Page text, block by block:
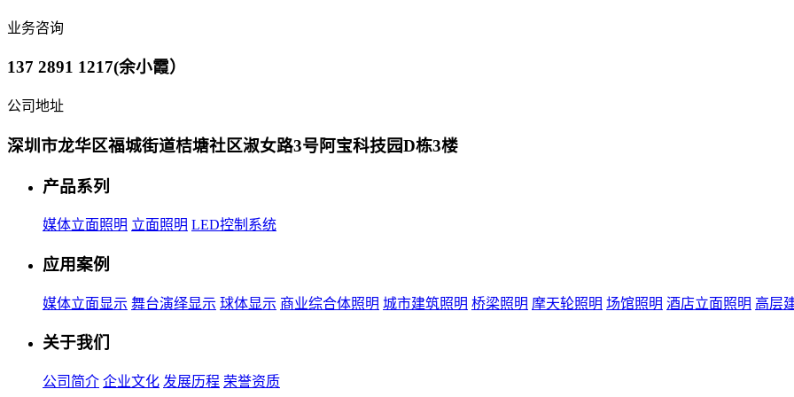
业务咨询
137 2891 1217(余小霞）
公司地址
深圳市龙华区福城街道桔塘社区淑女路3号阿宝科技园D栋3楼
产品系列
媒体立面照明 立面照明 LED控制系统
应用案例
媒体立面显示 舞台演绎显示 球体显示 商业综合体照明 城市建筑照明 桥梁照明 摩天轮照明 场馆照明 酒店立面照明 高层
关于我们
公司简介 企业文化 发展历程 荣誉资质